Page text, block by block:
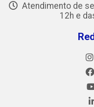
Atendimento de
12h e